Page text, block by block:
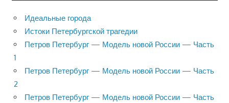
Идеальные города
Истоки Петербургской трагедии
Петров Петербург — Модель новой России — Часть
1
Петров Петербург — Модель новой России — Часть
2
Петров Петербург — Модель новой России — Часть